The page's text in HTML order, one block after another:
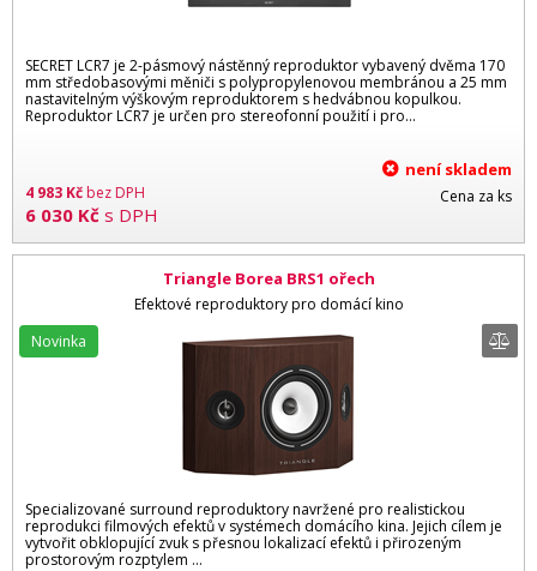
SECRET LCR7 je 2-pásmový nástěnný reproduktor vybavený dvěma 170
mm středobasovými měniči s polypropylenovou membránou a 25 mm
nastavitelným výškovým reproduktorem s hedvábnou kopulkou.
Reproduktor LCR7 je určen pro stereofonní použití i pro...
4 983 Kč bez DPH
6 030 Kč s DPH
není skladem
Cena za ks
Triangle Borea BRS1 ořech
Efektové reproduktory pro domácí kino
Specializované surround reproduktory navržené pro realistickou
reprodukci filmových efektů v systémech domácího kina. Jejich cílem je
vytvořit obklopující zvuk s přesnou lokalizací efektů i přirozeným
prostorovým rozptylem …
Novinka